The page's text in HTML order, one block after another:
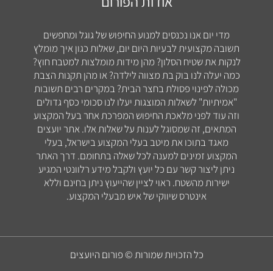
מדי יום אנו נכנסים למנוע החיפוש של גוגל ומחפשים
תשובה מקצועית לבעיות היום יום, שאלות כגון איך מומלץ
לנקות את שטיח הסלון? מהן מידות מומלצות למטבח חוץ?
כמה יעלה לנו בוק בת מצווה לילדה? או מהן תקנות הצבת
מכולה לפינוי פסולת בחצר הבית? במקרים רבים תשובות
"אמיתיות" לשאלות המוצגות יעלו לנו סכומי כסף גדולים
וזה עוד לפני מלאכת החיפוש המפרכת אחר בעל המקצוע
המתאים, זה שמסוגל לענות על שאלות אלו. אתר יועצים
מאגד בתוכו את מיטב בעלי המקצוע בישראל, בעלי
המקצוע זמינים למענה לכל שאלה בתחומם. דרך האתר
ניתן ליצור קשר עם כל יועץ ולקבל מידע רלוונטי המגיע
ישירות מהשטח. ראוי לציין שהייעוץ ניתן בחינם וללא
אינטרס שיווקי של איש מבעלי המקצוע.
כל הזכויות שמורות © פורום היועצים